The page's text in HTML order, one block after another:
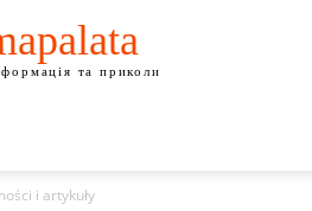
та приколи
i artykuły